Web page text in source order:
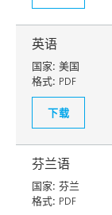
英语
国家: 美国
格式: PDF
下载
芬兰语
国家: 芬兰
格式: PDF